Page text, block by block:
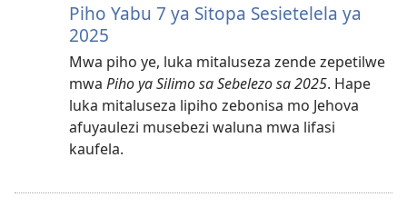
Piho Yabu 7 ya Sitopa Sesietelela ya
2025
Mwa piho ye, luka mitaluseza zende zepetilwe
mwa Piho ya Silimo sa Sebelezo sa 2025. Hape
luka mitaluseza lipiho zebonisa mo Jehova
afuyaulezi musebezi waluna mwa lifasi
kaufela.